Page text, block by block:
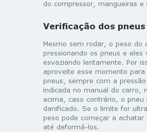
do compressor, mangueiras e
Verificação dos pneus
Mesmo sem rodar, o peso do
pressionando os pneus e eles
esvaziando lentamente. Por
aproveite esse momento para
pneus, sempre com a
indicada no manual do carro,
acima, caso contrário, o pneu
danificado. Se o limite for
peso pode começar a achatar
até deformá-los.